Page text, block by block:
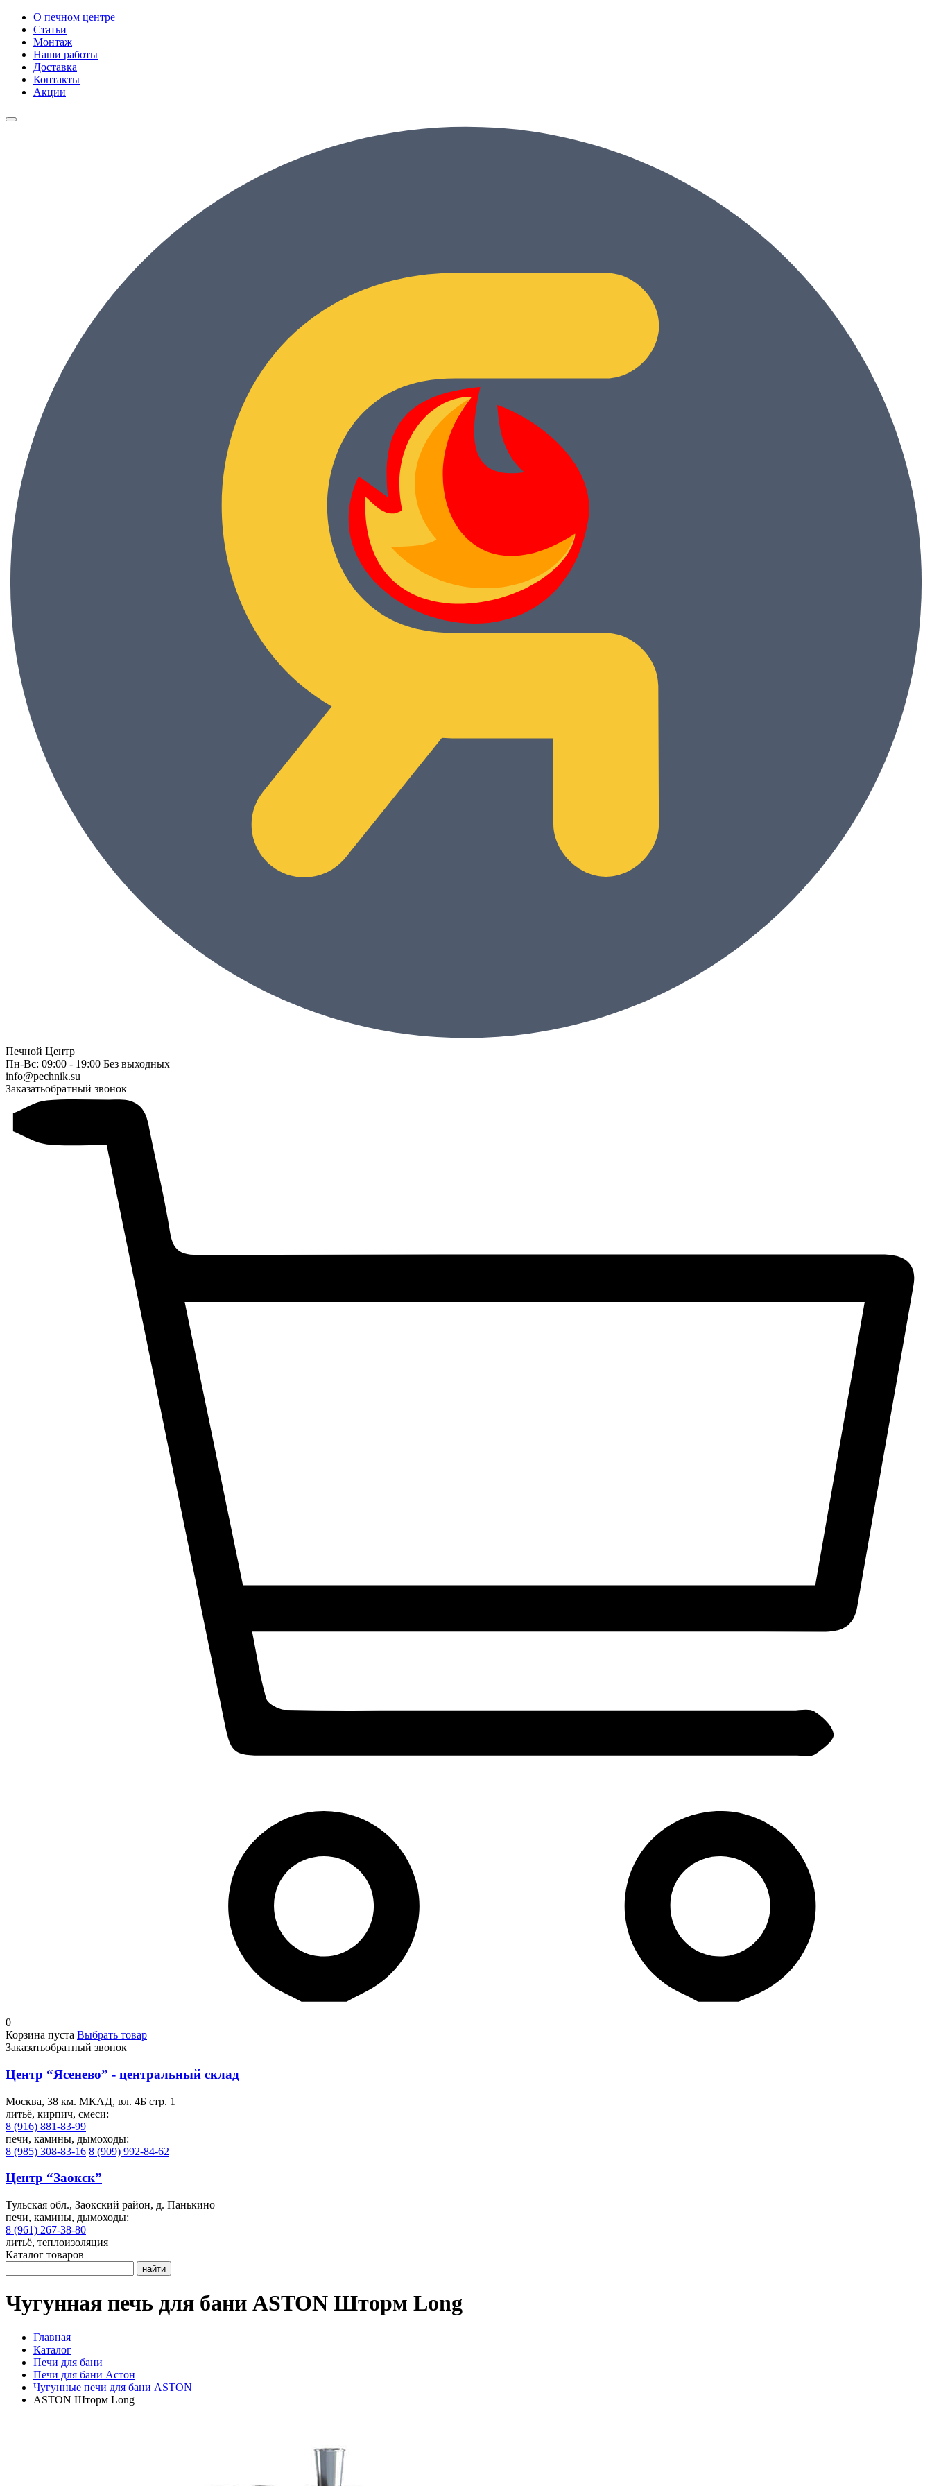
О печном центре
Статьи
Монтаж
Наши работы
Доставка
Контакты
Акции
Печной Центр
Пн-Вс: 09:00 - 19:00 Без выходных
info@pechnik.su
Заказатьобратный звонок
0
Корзина пуста Выбрать товар
Заказатьобратный звонок
Центр “Ясенево” - центральный склад
Москва, 38 км. МКАД, вл. 4Б стр. 1
литьё, кирпич, смеси:
8 (916) 881-83-99
печи, камины, дымоходы:
8 (985) 308-83-16 8 (909) 992-84-62
Центр “Заокск”
Тульская обл., Заокский район, д. Панькино
печи, камины, дымоходы:
8 (961) 267-38-80
литьё, теплоизоляция
Каталог товаров
найти
Чугунная печь для бани ASTON Шторм Long
Главная
Каталог
Печи для бани
Печи для бани Астон
Чугунные печи для бани ASTON
ASTON Шторм Long